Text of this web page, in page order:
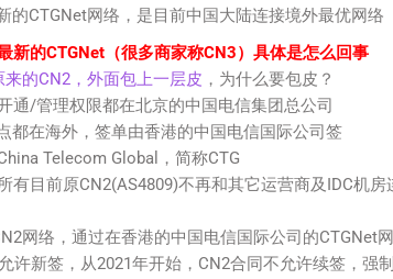
的CTGNet网络，是目前中国大陆连接境外最优网络
新的CTGNet（很多商家称CN3）具体是怎么回事
来的CN2，外面包上一层皮 ，为什么要包皮？
通/管理权限都在北京的中国电信集团总公司
都在海外，签单由香港的中国电信国际公司签
Telecom Global，简称CTG
有目前原CN2(AS4809)不再和其它运营商及IDC机
网络，通过在香港的中国电信国际公司的CTGNet
许新签，从2021年开始，CN2合同不允许续签，强